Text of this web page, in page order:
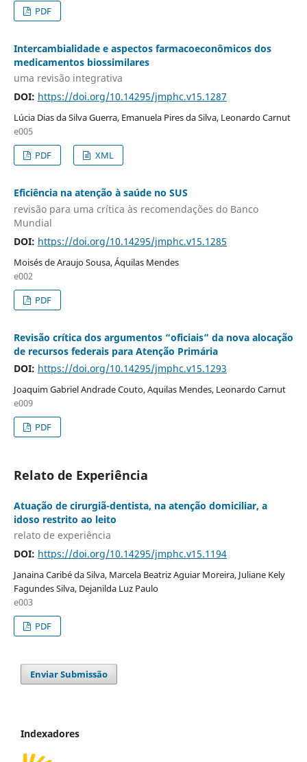
PDF
Intercambialidade e aspectos farmacoeconômicos dos
medicamentos biossimilares
uma revisão integrativa
DOI: https://doi.org/10.14295/jmphc.v15.1287
Lúcia Dias da Silva Guerra, Emanuela Pires da Silva, Leonardo Carnut
e005
PDF
XML
Eficiência na atenção à saúde no SUS
revisão para uma crítica às recomendações do Banco
Mundial
DOI: https://doi.org/10.14295/jmphc.v15.1285
Moisés de Araujo Sousa, Áquilas Mendes
e002
PDF
Revisão crítica dos argumentos “oficiais” da nova alocação
de recursos federais para Atenção Primária
DOI: https://doi.org/10.14295/jmphc.v15.1293
Joaquim Gabriel Andrade Couto, Aquilas Mendes, Leonardo Carnut
e009
PDF
Relato de Experiência
Atuação de cirurgiã-dentista, na atenção domiciliar, a
idoso restrito ao leito
relato de experiência
DOI: https://doi.org/10.14295/jmphc.v15.1194
Janaina Caribé da Silva, Marcela Beatriz Aguiar Moreira, Juliane Kely
Fagundes Silva, Dejanilda Luz Paulo
e003
PDF
Enviar Submissão
Indexadores